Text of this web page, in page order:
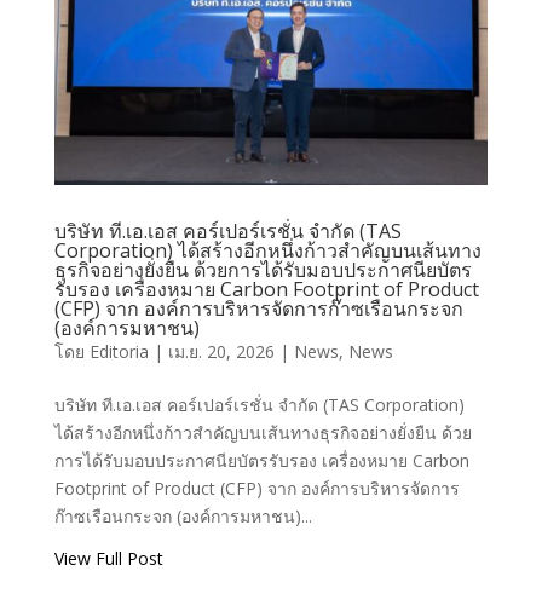
บริษัท ที.เอ.เอส คอร์เปอร์เรชั่น จำกัด (TAS
Corporation) ได้สร้างอีกหนึ่งก้าวสำคัญบนเส้นทาง
ธุรกิจอย่างยั่งยืน ด้วยการได้รับมอบประกาศนียบัตร
รับรอง เครื่องหมาย Carbon Footprint of Product
(CFP) จาก องค์การบริหารจัดการก๊าซเรือนกระจก
(องค์การมหาชน)
โดย Editoria | เม.ย. 20, 2026 | News, News
บริษัท ที.เอ.เอส คอร์เปอร์เรชั่น จำกัด (TAS Corporation)
ได้สร้างอีกหนึ่งก้าวสำคัญบนเส้นทางธุรกิจอย่างยั่งยืน ด้วย
การได้รับมอบประกาศนียบัตรรับรอง เครื่องหมาย Carbon
Footprint of Product (CFP) จาก องค์การบริหารจัดการ
ก๊าซเรือนกระจก (องค์การมหาชน)...
View Full Post